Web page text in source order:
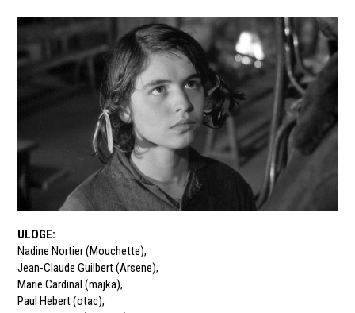
ULOGE:
Nadine Nortier (Mouchette),
Jean-Claude Guilbert (Arsene),
Marie Cardinal (majka),
Paul Hebert (otac),